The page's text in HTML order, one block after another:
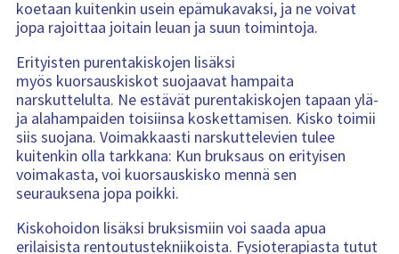
koetaan kuitenkin usein epämukavaksi, ja ne voivat
jopa rajoittaa joitain leuan ja suun toimintoja.
Erityisten purentakiskojen lisäksi
myös kuorsauskiskot suojaavat hampaita
narskuttelulta. Ne estävät purentakiskojen tapaan ylä-
ja alahampaiden toisiinsa koskettamisen. Kisko toimii
siis suojana. Voimakkaasti narskuttelevien tulee
kuitenkin olla tarkkana: Kun bruksaus on erityisen
voimakasta, voi kuorsauskisko mennä sen
seurauksena jopa poikki.
Kiskohoidon lisäksi bruksismiin voi saada apua
erilaisista rentoutustekniikoista. Fysioterapiasta tutut